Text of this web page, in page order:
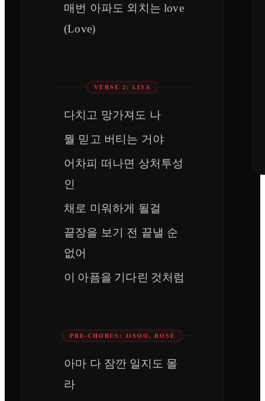
매번 아파도 외치는 love
(Love)
VERSE 2: LISA
다치고 망가져도 나
뭘 믿고 버티는 거야
어차피 떠나면 상처투성
인
채로 미워하게 될걸
끝장을 보기 전 끝낼 순
없어
이 아픔을 기다린 것처럼
PRE-CHORUS: JISOO, ROSÉ
아마 다 잠깐 일지도 몰
라